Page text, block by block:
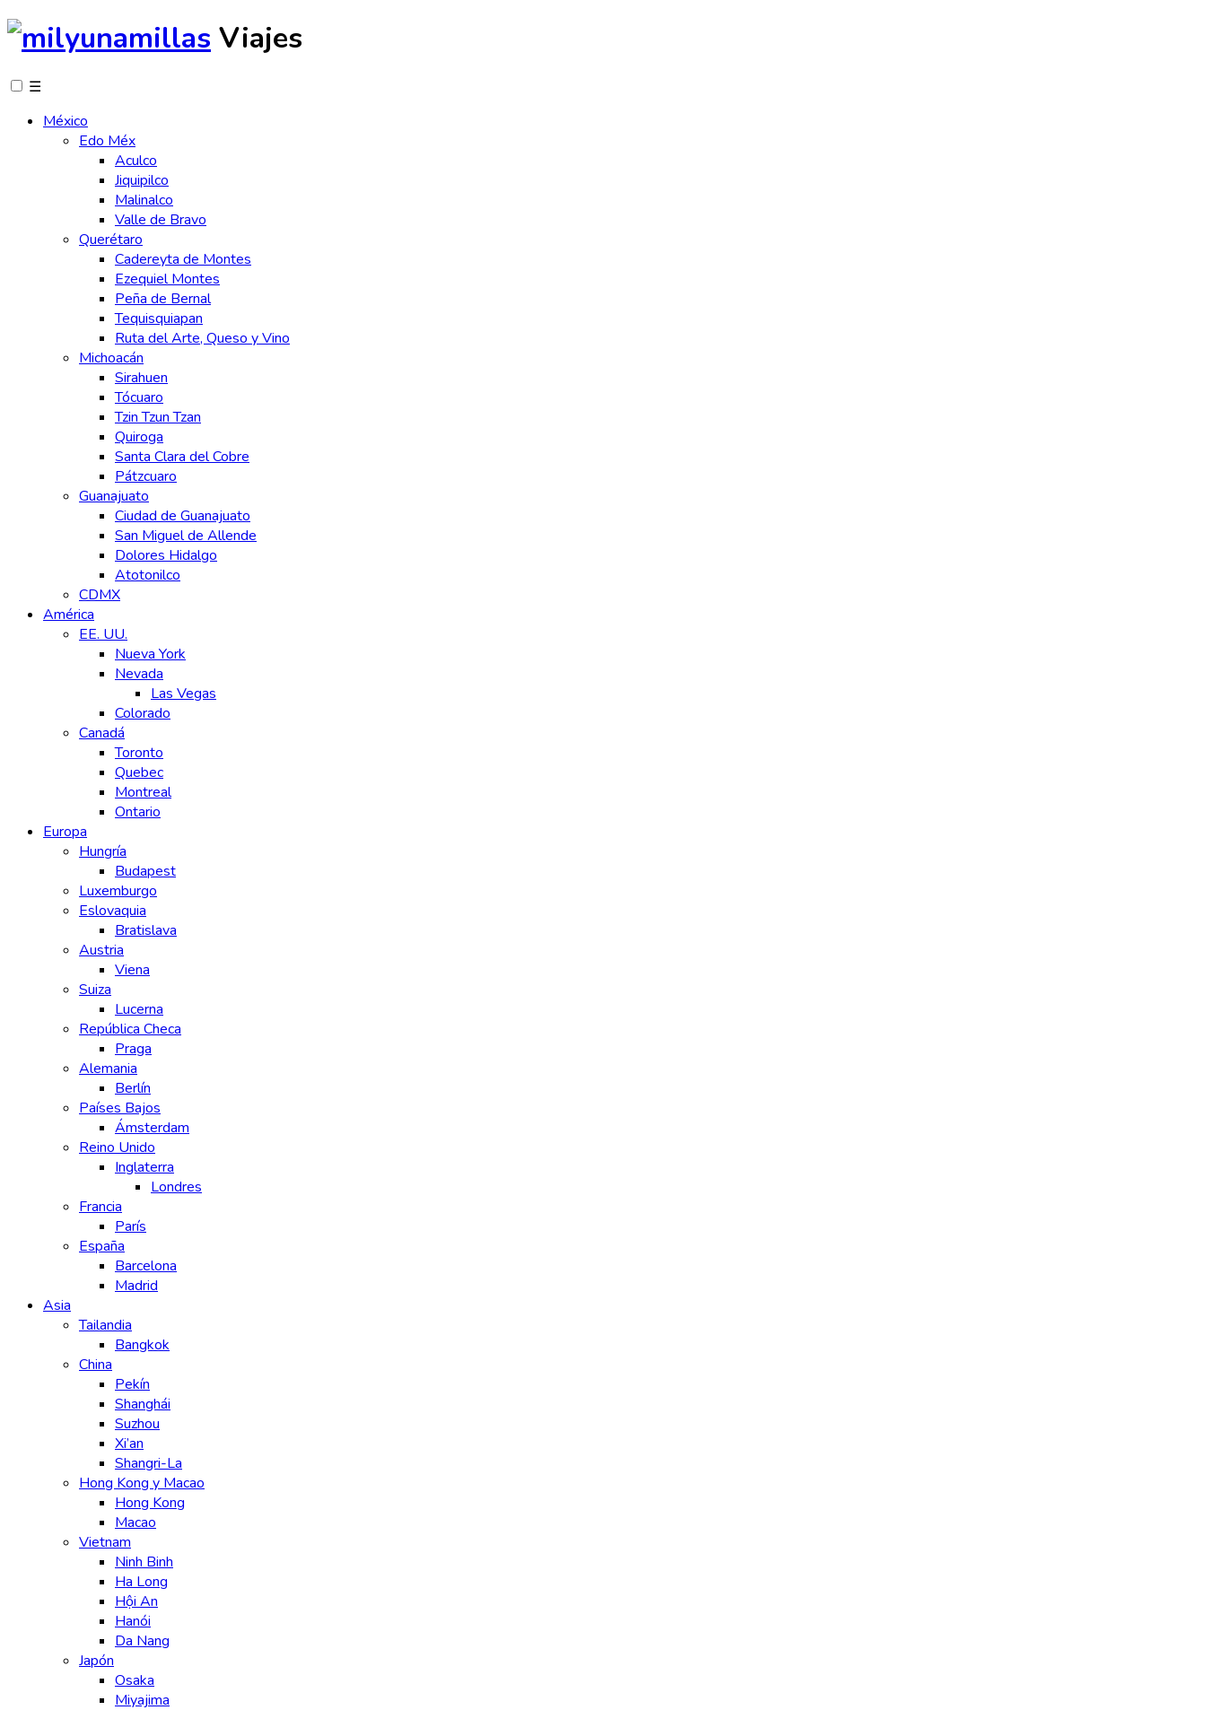
Viajes
☰
México
Edo Méx
Aculco
Jiquipilco
Malinalco
Valle de Bravo
Querétaro
Cadereyta de Montes
Ezequiel Montes
Peña de Bernal
Tequisquiapan
Ruta del Arte, Queso y Vino
Michoacán
Sirahuen
Tócuaro
Tzin Tzun Tzan
Quiroga
Santa Clara del Cobre
Pátzcuaro
Guanajuato
Ciudad de Guanajuato
San Miguel de Allende
Dolores Hidalgo
Atotonilco
CDMX
América
EE. UU.
Nueva York
Nevada
Las Vegas
Colorado
Canadá
Toronto
Quebec
Montreal
Ontario
Europa
Hungría
Budapest
Luxemburgo
Eslovaquia
Bratislava
Austria
Viena
Suiza
Lucerna
República Checa
Praga
Alemania
Berlín
Países Bajos
Ámsterdam
Reino Unido
Inglaterra
Londres
Francia
París
España
Barcelona
Madrid
Asia
Tailandia
Bangkok
China
Pekín
Shanghái
Suzhou
Xi’an
Shangri-La
Hong Kong y Macao
Hong Kong
Macao
Vietnam
Ninh Binh
Ha Long
Hội An
Hanói
Da Nang
Japón
Osaka
Miyajima